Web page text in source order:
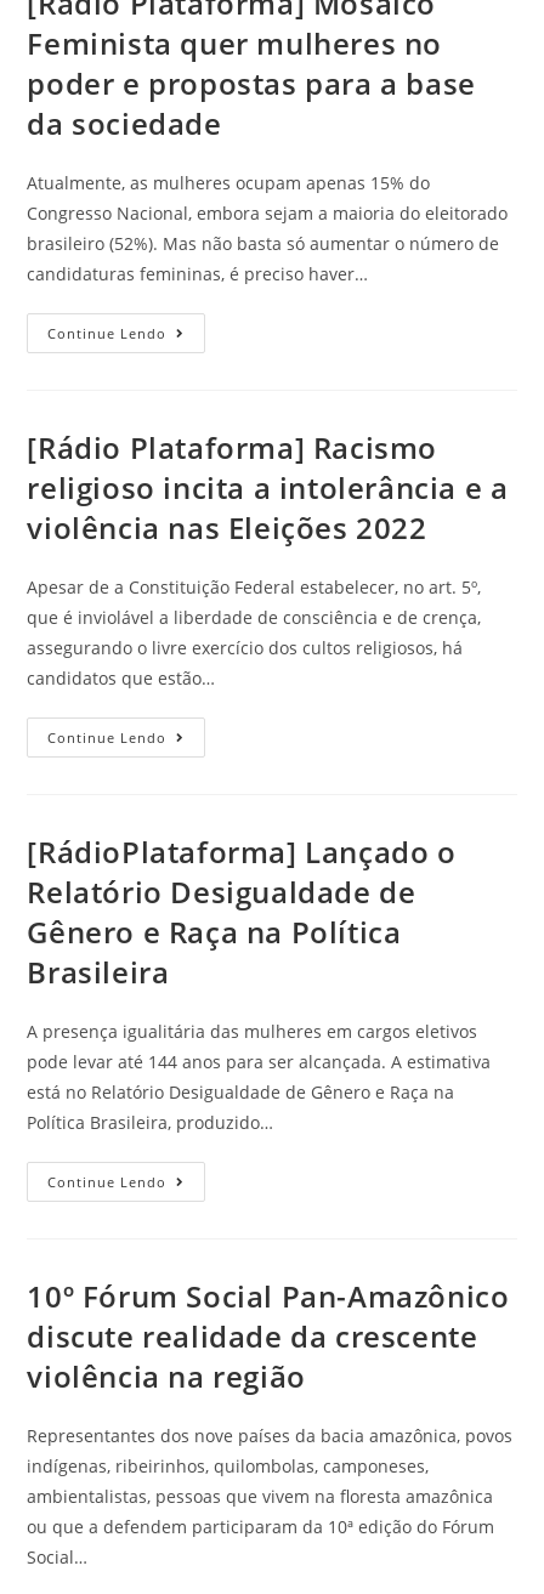
Feminista quer mulheres no
poder e propostas para a base
da sociedade
Atualmente, as mulheres ocupam apenas 15% do
Congresso Nacional, embora sejam a maioria do eleitorado
brasileiro (52%). Mas não basta só aumentar o número de
candidaturas femininas, é preciso haver…
Continue Lendo
[Rádio Plataforma] Racismo
religioso incita a intolerância e a
violência nas Eleições 2022
Apesar de a Constituição Federal estabelecer, no art. 5º,
que é inviolável a liberdade de consciência e de crença,
assegurando o livre exercício dos cultos religiosos, há
candidatos que estão…
Continue Lendo
[RádioPlataforma] Lançado o
Relatório Desigualdade de
Gênero e Raça na Política
Brasileira
A presença igualitária das mulheres em cargos eletivos
pode levar até 144 anos para ser alcançada. A estimativa
está no Relatório Desigualdade de Gênero e Raça na
Política Brasileira, produzido…
Continue Lendo
10º Fórum Social Pan-Amazônico
discute realidade da crescente
violência na região
Representantes dos nove países da bacia amazônica, povos
indígenas, ribeirinhos, quilombolas, camponeses,
ambientalistas, pessoas que vivem na floresta amazônica
ou que a defendem participaram da 10ª edição do Fórum
Social…